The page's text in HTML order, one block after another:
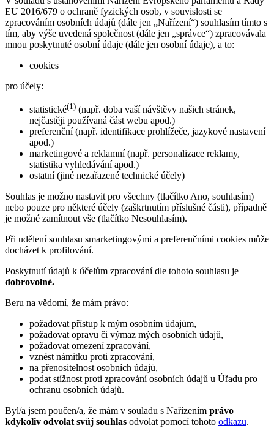
EU 2016/679 o ochraně fyzických osob, v souvislosti se
zpracováním osobních údajů (dále jen „Nařízení“) souhlasím tímto s
tím, aby výše uvedená společnost (dále jen „správce“) zpracovávala
mnou poskytnuté osobní údaje (dále jen osobní údaje), a to:
cookies
pro účely:
statistické(1) (např. doba vaší návštěvy našich stránek,
nejčastěji používaná část webu apod.)
preferenční (např. identifikace prohlížeče, jazykové nastavení
apod.)
marketingové a reklamní (např. personalizace reklamy,
statistika vyhledávání apod.)
ostatní (jiné nezařazené technické účely)
Souhlas je možno nastavit pro všechny (tlačítko Ano, souhlasím)
nebo pouze pro některé účely (zaškrtnutím příslušné části), případně
je možné zamítnout vše (tlačítko Nesouhlasím).
Při udělení souhlasu smarketingovými a preferenčními cookies může
docházet k profilování.
Poskytnutí údajů k účelům zpracování dle tohoto souhlasu je
dobrovolné.
Beru na vědomí, že mám právo:
požadovat přístup k mým osobním údajům,
požadovat opravu či výmaz mých osobních údajů,
požadovat omezení zpracování,
vznést námitku proti zpracování,
na přenositelnost osobních údajů,
podat stížnost proti zpracování osobních údajů u Úřadu pro
ochranu osobních údajů.
Byl/a jsem poučen/a, že mám v souladu s Nařízením právo
kdykoliv odvolat svůj souhlas odvolat pomocí tohoto odkazu.